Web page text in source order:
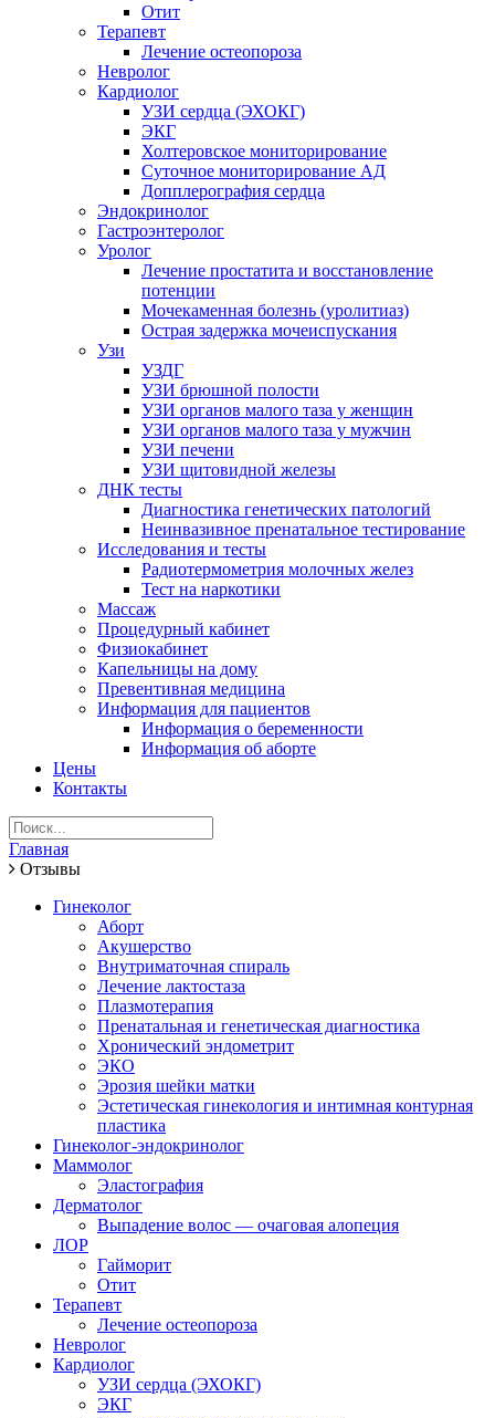
Отит
Терапевт
Лечение остеопороза
Невролог
Кардиолог
УЗИ сердца (ЭХОКГ)
ЭКГ
Холтеровское мониторирование
Суточное мониторирование АД
Допплерография сердца
Эндокринолог
Гастроэнтеролог
Уролог
Лечение простатита и восстановление
потенции
Мочекаменная болезнь (уролитиаз)
Острая задержка мочеиспускания
Узи
УЗДГ
УЗИ брюшной полости
УЗИ органов малого таза у женщин
УЗИ органов малого таза у мужчин
УЗИ печени
УЗИ щитовидной железы
ДНК тесты
Диагностика генетических патологий
Неинвазивное пренатальное тестирование
Исследования и тесты
Радиотермометрия молочных желез
Тест на наркотики
Массаж
Процедурный кабинет
Физиокабинет
Капельницы на дому
Превентивная медицина
Информация для пациентов
Информация о беременности
Информация об аборте
Цены
Контакты
Главная
Отзывы
Гинеколог
Аборт
Акушерство
Внутриматочная спираль
Лечение лактостаза
Плазмотерапия
Пренатальная и генетическая диагностика
Хронический эндометрит
ЭКО
Эрозия шейки матки
Эстетическая гинекология и интимная контурная
пластика
Гинеколог-эндокринолог
Маммолог
Эластография
Дерматолог
Выпадение волос — очаговая алопеция
ЛОР
Гайморит
Отит
Терапевт
Лечение остеопороза
Невролог
Кардиолог
УЗИ сердца (ЭХОКГ)
ЭКГ